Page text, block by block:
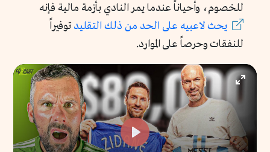
للخصوم، وأحياناً عندما يمر النادي بأزمة مالية فإنه
يحثلاعبيه على الحد من ذلك التقليد توفيراً
للنفقات وحرصاً على الموارد.
Play